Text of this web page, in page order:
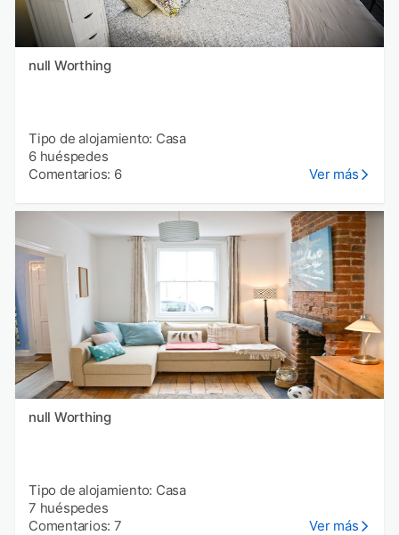
null Worthing
Tipo de alojamiento: Casa
6 huéspedes
Comentarios: 6
Ver más
null Worthing
Tipo de alojamiento: Casa
7 huéspedes
Comentarios: 7
Ver más